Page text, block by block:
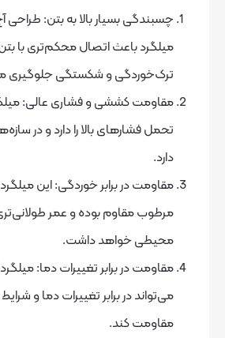
بسیار بالا به بتن: طراحی آج‌های جناقی
باعث اتصال محکم‌تری با بتن شده که از
و شکستگی جلوگیری می‌کند.
مقاومت کششی و فشاری
بالا را دارد و در سازه‌های بتنی سنگین
در برابر خوردگی: این میلگرد در برابر شرایط
مقاوم بوده و عمر طولانی‌تری در شرایط
خواهد داشت.
در برابر تغییرات دما و شرایط محیطی سخت